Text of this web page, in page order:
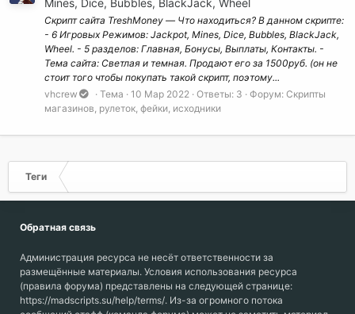
Mines, Dice, Bubbles, BlackJack, Wheel
Скрипт сайта TreshMoney — Что находиться? В данном скрипте:
- 6 Игровых Режимов: Jackpot, Mines, Dice, Bubbles, BlackJack,
Wheel. - 5 разделов: Главная, Бонусы, Выплаты, Контакты. -
Тема сайта: Светлая и темная. Продают его за 1500руб. (он не
стоит того чтобы покупать такой скрипт, поэтому...
vhcrew
Тема 10 Мар 2022 Ответы: 3 Форум: Скрипты
магазинов, рулеток, фейки, исходники
Теги
Обратная связь
Администрация ресурса не несёт ответственности за
размещённые материалы. Условия использования ресурса
(правила форума) представлены на следующей странице:
https://madscripts.su/help/terms/. Из-за огромного потока